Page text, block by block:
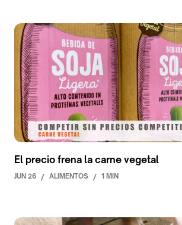
El precio frena la carne vegetal
JUN 26 / ALIMENTOS / 1 MIN